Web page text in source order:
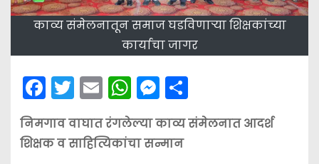
काव्य संमेलनातून समाज घडविणाऱ्या शिक्षकांच्या
कार्याचा जागर
F
a
c
e
T
w
itt
er
E
m
ai
l
W
h
a
ts
M
e
s
s
S
h
ar
निमगाव वाघात रंगलेल्या काव्य संमेलनात आदर्श
शिक्षक व साहित्यिकांचा सन्मान